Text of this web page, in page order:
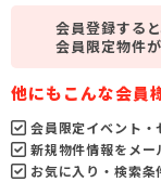
会員登録する
会員限定物件が
他にもこんな会員
会員限定イベント・
新規物件情報をメー
お気に入り・検索